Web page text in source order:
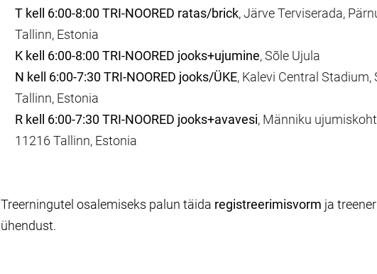
T kell 6:00-8:00 TRI-NOORED ratas/brick, Järve Terviserada,
Tallinn, Estonia
K kell 6:00-8:00 TRI-NOORED jooks+ujumine, Sõle Ujula
N kell 6:00-7:30 TRI-NOORED jooks/ÜKE, Kalevi Central
Tallinn, Estonia
R kell 6:00-7:30 TRI-NOORED jooks+avavesi, Männiku
11216 Tallinn, Estonia
Treerningutel osalemiseks palun täida registreerimisvorm ja
ühendust.